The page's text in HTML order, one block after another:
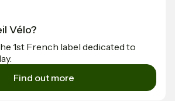
Vélo?
1st French label dedicated to
Find out more